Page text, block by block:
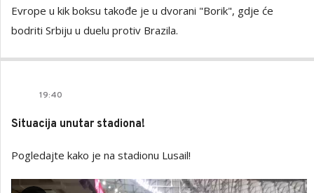
Evrope u kik boksu takođe je u dvorani "Borik", gdje će
bodriti Srbiju u duelu protiv Brazila.
19:40
Situacija unutar stadiona!
Pogledajte kako je na stadionu Lusail!